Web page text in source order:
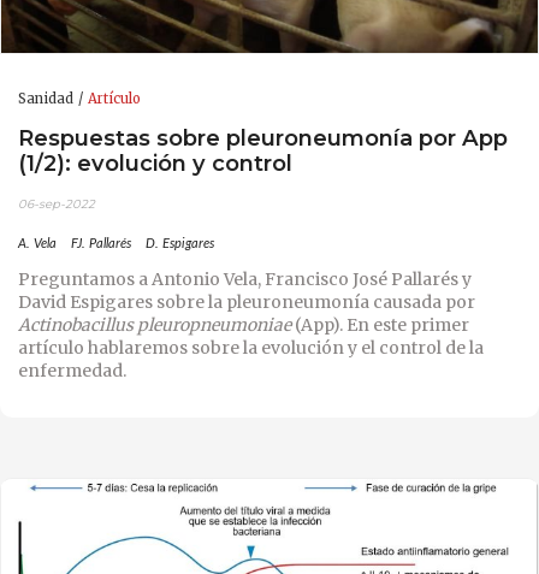
Sanidad Artículo
Respuestas sobre pleuroneumonía por App
(1/2): evolución y control
06-sep-2022
A. Vela FJ. Pallarés D. Espigares
Preguntamos a Antonio Vela, Francisco José Pallarés y
David Espigares sobre la pleuroneumonía causada por
Actinobacillus pleuropneumoniae(App). En este primer
artículo hablaremos sobre la evolución y el control de la
enfermedad.